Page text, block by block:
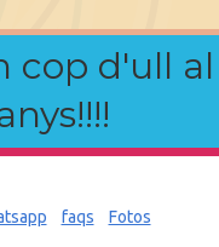
cop d'ull al
faqs Fotos